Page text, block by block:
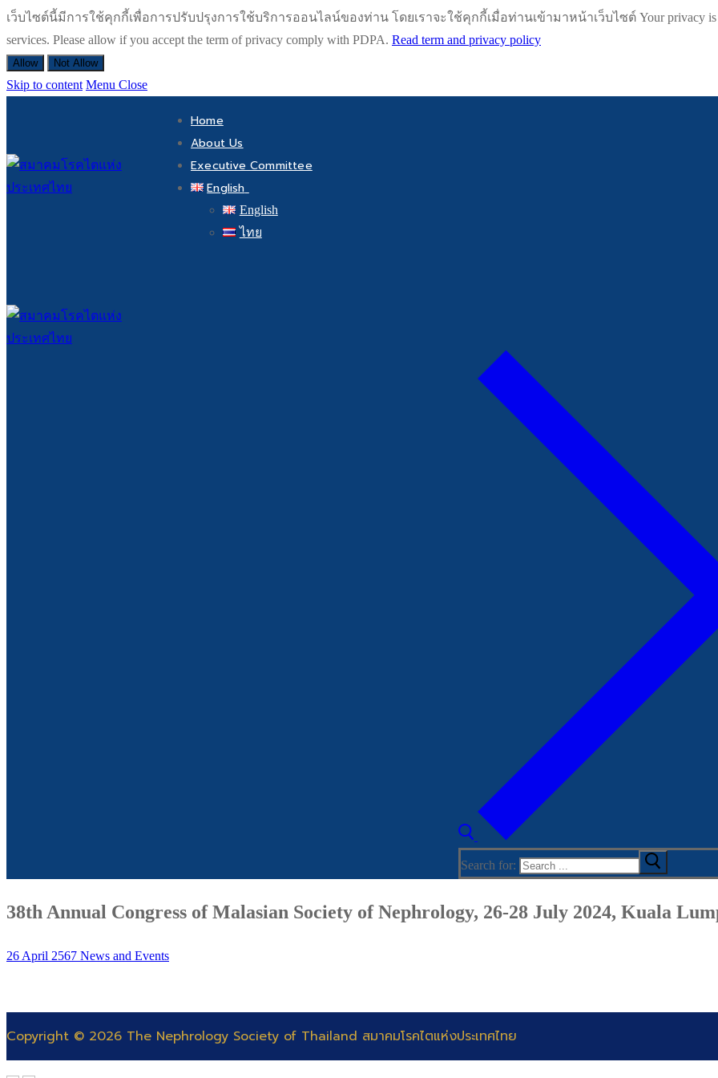
เว็บไซต์นี้มีการใช้คุกกี้เพื่อการปรับปรุงการใช้บริการออนไลน์ของท่าน โดยเราจะใช้คุกกี้เมื่อท่านเข้ามาหน้าเว็บไซต์ Your privacy is
services. Please allow if you accept the term of privacy comply with PDPA. Read term and privacy policy
Allow Not Allow
Skip to content Menu Close
Home
About Us
Executive Committee
English
English
ไทย
Search for:
38th Annual Congress of Malasian Society of Nephrology, 26-28 July 2024, Kuala
26 April 2567 News and Events
Copyright © 2026 The Nephrology Society of Thailand สมาคมโรคไตแห่งประเทศไทย